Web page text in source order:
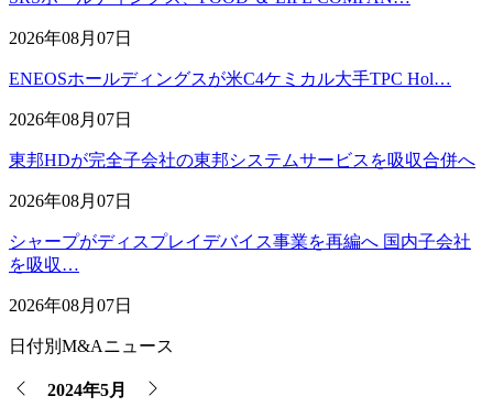
2026年08月07日
ENEOSホールディングスが米C4ケミカル大手TPC Hol…
2026年08月07日
東邦HDが完全子会社の東邦システムサービスを吸収合併へ
2026年08月07日
シャープがディスプレイデバイス事業を再編へ 国内子会社
を吸収…
2026年08月07日
日付別M&Aニュース
2024年5月